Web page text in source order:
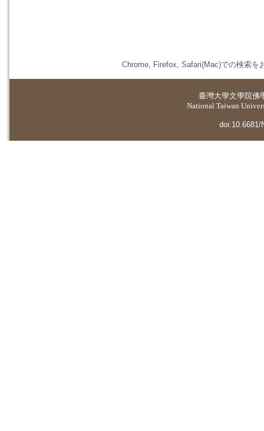
Chrome, Firefox, Safari(Mac)での検索を
臺灣大學文學院佛
National Taiwan
doi:10.6681/